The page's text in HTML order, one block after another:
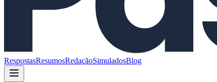
RespostasResumosRedaçãoSimuladosBlog